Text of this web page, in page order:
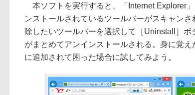
本ソフトを実行すると、「Internet Explorer
ンストールされているツールバーがスキャン
除したいツールバーを選択して［Uninstall］
がまとめてアンインストールされる。身に覚
に追加されて困った場合に試してみよう。